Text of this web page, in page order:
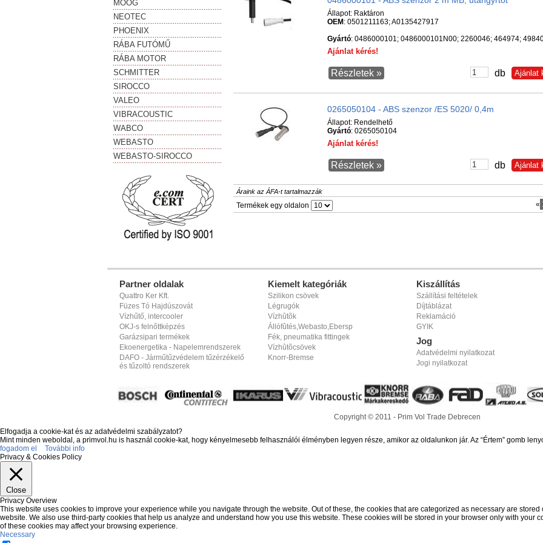
MOOG
NEOTEC
PHOENIX
RÁBA FUTÓMŰ
RÁBA MOTOR
SCHMITTER
SIROCCO
VALEO
VIBRACOUSTIC
WABCO
WEBASTO
WEBASTO-SIROCCO
Állapot: Raktáron
OEM : 0501211163; A0135427917
Gyártó: 0486000101; 0486000101N00; 2260046; 464974;
Ajánlat kérés!
Részletek » db
0265050104 - ABS szenzor /ES 5020/ 0,4m
Állapot: Rendelhető
Gyártó: 0265050104
Ajánlat kérés!
Részletek » db
Áraink az ÁFA-t tartalmazzák
Termékek egy oldalon «
Partner oldalak
Quattro Ker Kft.
Füzes Tó Hajdúszovát
Vízhűtő, intercooler
OKJ-s felnőttképzés
Garázsipari termékek
Ekoenergetika - Napelemrendszerek
DAFO - Járműtűzvédelem tűzérzékelő
és tűzoltó rendszerek
Kiemelt kategóriák
Szilikon csövek
Légrugók
Vízhûtõk
Állófûtés,Webasto,Ebersp
Fék, pneumatika fittingek
Vízhûtõcsövek
Knorr-Bremse
Kiszállítás
Szállítási feltételek
Díjtáblázat
Reklamáció
GYIK
Jog
Adatvédelmi nyilatkozat
Jogi nyilatkozat
Copyright © 2011 - Prim Vol Trade Debrecen
Elfogadja a cookie-kat és az adatvédelmi szabályzatot?
Mint minden weboldal, a primvol.hu is használ cookie-kat, hogy kényelmesebb felhasználói élményben legyen része, amikor az oldalunkon jár. Az “Értem” gomb
fogadom el
További info
Privacy & Cookies Policy
Close
Privacy Overview
This website uses cookies to improve your experience while you navigate through the website. Out of these, the cookies that are categorized as necessary are
website. We also use third-party cookies that help us analyze and understand how you use this website. These cookies will be stored in your browser only with your
of these cookies may affect your browsing experience.
Necessary